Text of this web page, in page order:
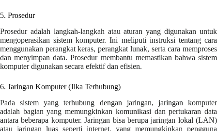
5. Prosedur
Prosedur adalah langkah-langkah atau aturan yang digunakan untuk
mengoperasikan sistem komputer. Ini meliputi instruksi tentang cara
menggunakan perangkat keras, perangkat lunak, serta cara memproses
dan menyimpan data. Prosedur membantu memastikan bahwa sistem
komputer digunakan secara efektif dan efisien.
6. Jaringan Komputer (Jika Terhubung)
Pada sistem yang terhubung dengan jaringan, jaringan komputer
adalah bagian yang memungkinkan komunikasi dan pertukaran data
antara beberapa komputer. Jaringan bisa berupa jaringan lokal (LAN)
atau jaringan luas seperti internet, yang memungkinkan pengguna